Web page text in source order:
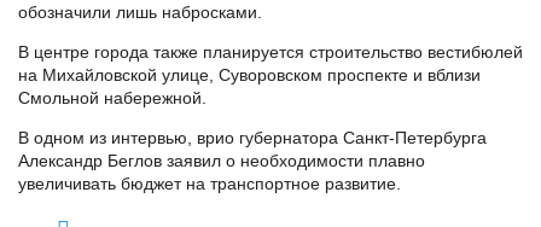
обозначили лишь набросками.
В центре города также планируется строительство вестибюлей
на Михайловской улице, Суворовском проспекте и вблизи
Смольной набережной.
В одном из интервью, врио губернатора Санкт-Петербурга
Александр Беглов заявил о необходимости плавно
увеличивать бюджет на транспортное развитие.